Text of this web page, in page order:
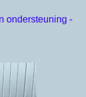
ondersteuning -